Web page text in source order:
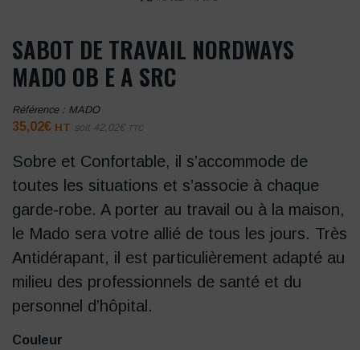
SABOT DE TRAVAIL NORDWAYS
MADO OB E A SRC
Référence : MADO
35,02€ HT soit 42,02€ TTC
Sobre et Confortable, il s’accommode de
toutes les situations et s’associe à chaque
garde-robe. A porter au travail ou à la maison,
le Mado sera votre allié de tous les jours. Très
Antidérapant, il est particulièrement adapté au
milieu des professionnels de santé et du
personnel d’hôpital.
Couleur